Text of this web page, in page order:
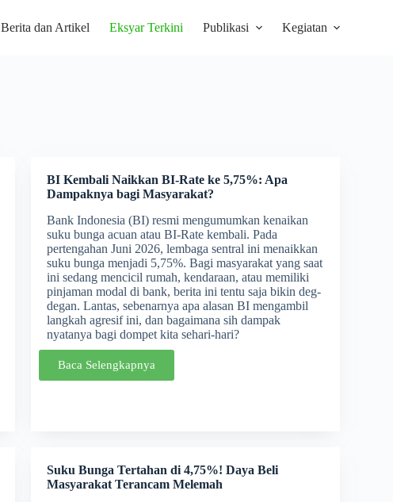
Berita dan Artikel Eksyar Terkini Publikasi Kegiatan
BI Kembali Naikkan BI-Rate ke 5,75%: Apa
Dampaknya bagi Masyarakat?
Bank Indonesia (BI) resmi mengumumkan kenaikan
suku bunga acuan atau BI-Rate kembali. Pada
pertengahan Juni 2026, lembaga sentral ini menaikkan
suku bunga menjadi 5,75%. Bagi masyarakat yang saat
ini sedang mencicil rumah, kendaraan, atau memiliki
pinjaman modal di bank, berita ini tentu saja bikin deg-
degan. Lantas, sebenarnya apa alasan BI mengambil
langkah agresif ini, dan bagaimana sih dampak
nyatanya bagi dompet kita sehari-hari?
Baca Selengkapnya
Suku Bunga Tertahan di 4,75%! Daya Beli
Masyarakat Terancam Melemah